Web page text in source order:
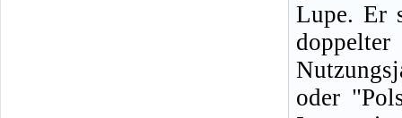
Lupe. Er
oder